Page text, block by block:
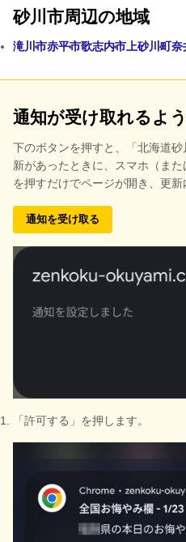
砂川市周辺の地域
滝川市赤平市歌志内市 上砂川町奈
通知が受け取れるよ
下のボタンを押すと、
「北海道
新があったときに、スマホ（ま
を押すだけでページが開き、更新
通知を受け取る
「許可する」を押します。